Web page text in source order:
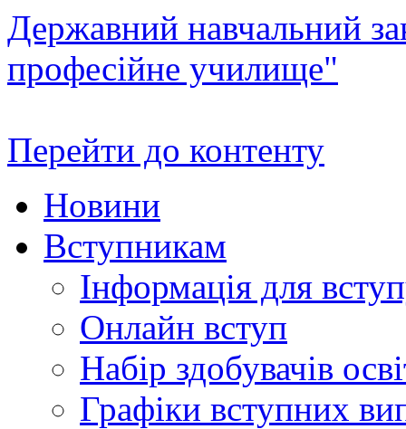
Державний навчальний
професійне училище"
Перейти до контенту
Новини
Вступникам
Інформація для
Онлайн вступ
Набір здобувачів
Графіки вступних